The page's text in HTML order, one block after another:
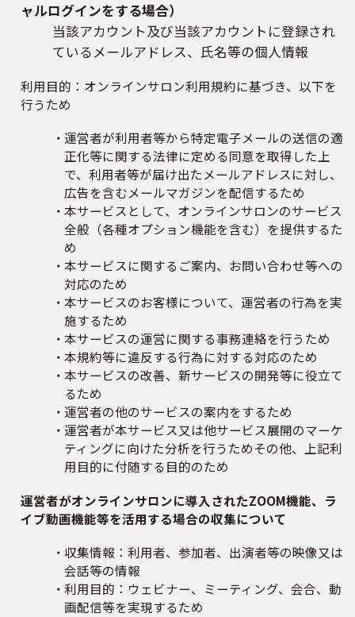
ャルログインをする場合）
当該アカウント及び当該アカウントに登録され
ているメールアドレス、氏名等の個人情報
利用目的：オンラインサロン利用規約に基づき、以下を
行うため
運営者が利用者等から特定電子メールの送信の適
正化等に関する法律に定める同意を取得した上
で、利用者等が届け出たメールアドレスに対し、
広告を含むメールマガジンを配信するため
本サービスとして、オンラインサロンのサービス
全般（各種オプション機能を含む）を提供するた
め
本サービスに関するご案内、お問い合わせ等への
対応のため
本サービスのお客様について、運営者の行為を実
施するため
本サービスの運営に関する事務連絡を行うため
本規約等に違反する行為に対する対応のため
本サービスの改善、新サービスの開発等に役立て
るため
運営者の他のサービスの案内をするため
運営者が本サービス又は他サービス展開のマーケ
ティングに向けた分析を行うためその他、上記利
用目的に付随する目的のため
運営者がオンラインサロンに導入されたZOOM機能、ラ
イブ動画機能等を活用する場合の収集について
収集情報：利用者、参加者、出演者等の映像又は
会話等の情報
利用目的：ウェビナー、ミーティング、会合、動
画配信等を実現するため